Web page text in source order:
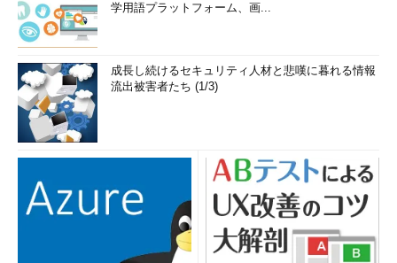
学用語プラットフォーム、画...
成長し続けるセキュリティ人材と悲嘆に暮れる情報
流出被害者たち (1/3)